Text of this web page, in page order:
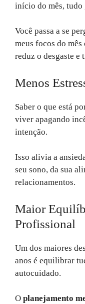
início do mês, tudo
Você passa a se
meus focos do mês
reduz o desgaste e
Menos
Saber o que está
viver apagando
intenção.
Isso alivia a
seu sono, da sua
relacionamentos.
Maior
Profissional
Um dos maiores
anos é equilibrar
autocuidado.
O planejamento